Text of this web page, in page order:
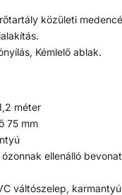
közületi
Kémlelő ablak.
méter
75 mm
ellenálló
váltószelep,